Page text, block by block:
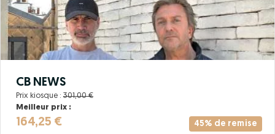
45% de remise
CB NEWS
Prix kiosque : 301,00 €
Meilleur prix :
164,25 €